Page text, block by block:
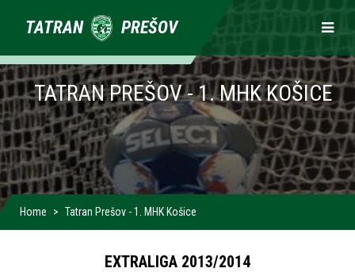
TATRAN PREŠOV
Primárne
odkazy
TATRAN PREŠOV - 1. MHK KOŠICE
Home Tatran Prešov - 1. MHK Košice
EXTRALIGA 2013/2014